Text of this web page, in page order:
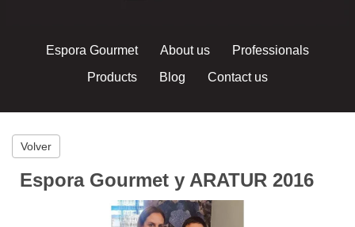
Espora Gourmet About us
Professionals
Products
Blog Contact us
Volver
Espora Gourmet y ARATUR 2016